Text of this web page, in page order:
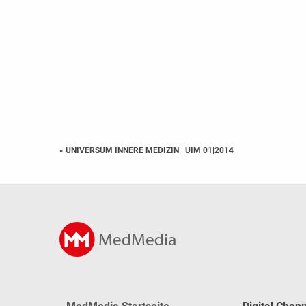
« UNIVERSUM INNERE MEDIZIN | UIM 01|2014